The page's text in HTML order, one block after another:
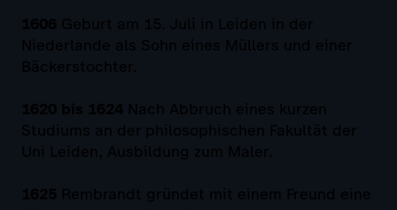
1606 Geburt am 15. Juli in Leiden in der
Niederlande als Sohn eines Müllers und einer
Bäckerstochter.
1620 bis 1624 Nach Abbruch eines kurzen
Studiums an der philosophischen Fakultät der
Uni Leiden, Ausbildung zum Maler.
1625 Rembrandt gründet mit einem Freund eine